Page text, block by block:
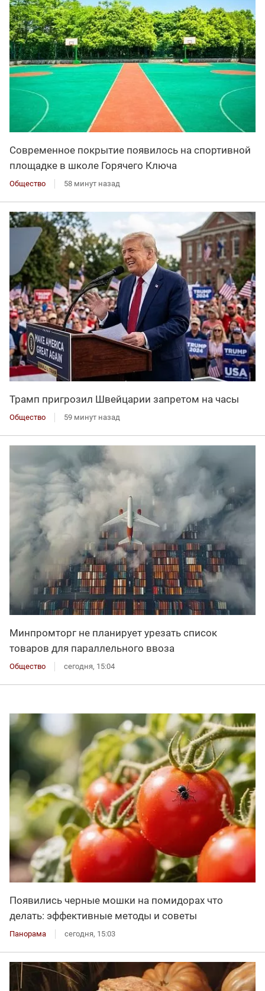
Современное покрытие появилось на спортивной
площадке в школе Горячего Ключа
Общество 58 минут назад
Трамп пригрозил Швейцарии запретом на часы
Общество 59 минут назад
Минпромторг не планирует урезать список
товаров для параллельного ввоза
Общество сегодня, 15:04
Появились черные мошки на помидорах что
делать: эффективные методы и советы
Панорама сегодня, 15:03